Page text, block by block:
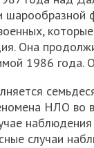
Она
1986 года.
НЛО во
случаи